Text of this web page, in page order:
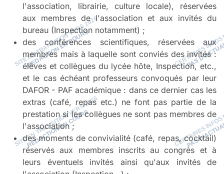
l'association, librairie, culture locale), réservées
aux membres de l'association et aux invités du
bureau (Inspection notamment) ;
des conférences scientifiques, réservées aux
membres mais à laquelle sont conviés des invités :
élèves et collègues du lycée hôte, Inspection, etc.,
et le cas échéant professeurs convoqués par leur
DAFOR - PAF académique : dans ce dernier cas les
extras (café, repas etc.) ne font pas partie de la
prestation si les collègues ne sont pas membres de
l'association ;
des moments de convivialité (café, repas, cocktail)
réservés aux membres inscrits au congrès et à
leurs éventuels invités ainsi qu'aux invités de